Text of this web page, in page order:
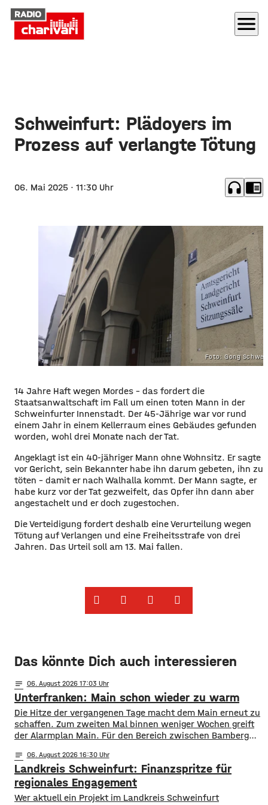
menu
Schweinfurt: Plädoyers im
Prozess auf verlangte Tötung
06. Mai 2025 · 11:30 Uhr headphones chrome_reader_mode
Foto: Gong
14 Jahre Haft wegen Mordes – das fordert die
Staatsanwaltschaft im Fall um einen toten Mann in der
Schweinfurter Innenstadt. Der 45-Jährige war vor rund
einem Jahr in einem Kellerraum eines Gebäudes gefunden
worden, wohl drei Monate nach der Tat.
Angeklagt ist ein 40-jähriger Mann ohne Wohnsitz. Er sagte
vor Gericht, sein Bekannter habe ihn darum gebeten, ihn zu
töten – damit er nach Walhalla kommt. Der Mann sagte, er
habe kurz vor der Tat gezweifelt, das Opfer ihn dann aber
angestachelt und er doch zugestochen.
Die Verteidigung fordert deshalb eine Verurteilung wegen
Tötung auf Verlangen und eine Freiheitsstrafe von drei
Jahren. Das Urteil soll am 13. Mai fallen.
Das könnte Dich auch interessieren
notes 06. August 2026 17:03
Unterfranken: Main schon wieder zu warm
Die Hitze der vergangenen Tage macht dem Main erneut zu
schaffen. Zum zweiten Mal binnen weniger Wochen greift
der Alarmplan Main. Für den Bereich zwischen Bamberg
mainabwärts die zweite von drei Warnstufen. Zwar gibt es
aktuell mit dem Sauerstoffgehalt im Wasser noch keine
Probleme, allerdings ist die Wassertemperatur
notes 06. August 2026 16:30
Landkreis Schweinfurt: Finanzspritze für
regionales Engagement
Wer aktuell ein Projekt im Landkreis Schweinfurt